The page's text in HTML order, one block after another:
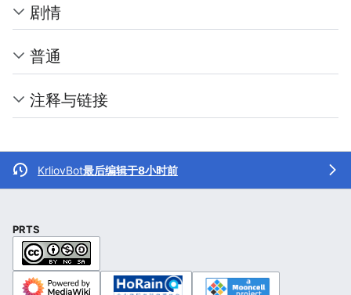
剧情
普通
注释与链接
KrliovBot最后编辑于8小时前
PRTS